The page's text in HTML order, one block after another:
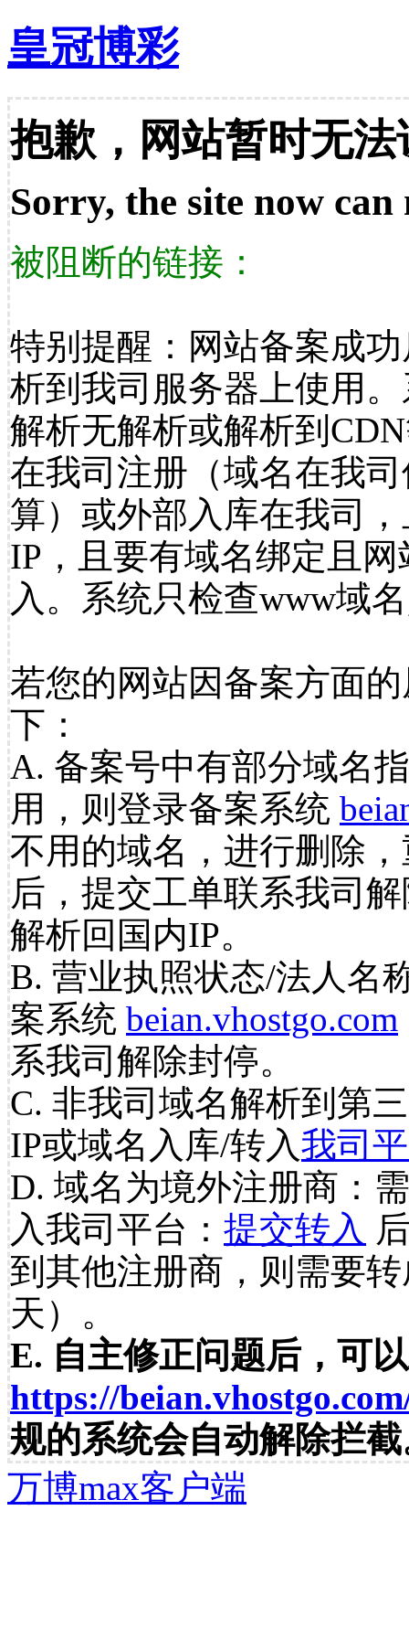
皇冠博彩
抱歉，网站暂时无法
Sorry, the site now can
被阻断的链接：
特别提醒：网站备案成
析到我司服务器上使用
解析无解析或解析到
在我司注册（域名在我
算）或外部入库在我司
IP，且要有域名绑定且
入。系统只检查www域
若您的网站因备案方面
下：
A. 备案号中有部分域名
用，则登录备案系统
不用的域名，进行删除
后，提交工单联系我司
解析回国内IP。
B. 营业执照状态/法人名
案系统 beian.vhostgo.com
系我司解除封停。
C. 非我司域名解析到第
IP或域名入库/转入我司
D. 域名为境外注册商：
入我司平台： 提交转入
到其他注册商，则需要
天）。
E. 自主修正问题后，可
https://
规的系统会自动解除拦
万博max客户端